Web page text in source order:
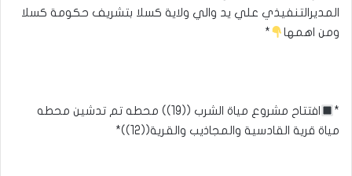
المديرالتنفيذي علي يد والي ولاية كسلا بتشريف حكومة كسلا
ومن اهمها
*
*
افتتاح مشروع مياة الشرب ((19)) محطه تم تدشين محطه
مياة قرية القادسية والمجاذيب والقرية((12))*